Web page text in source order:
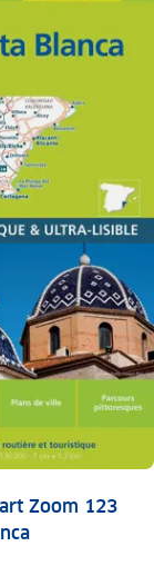
Zoom 123